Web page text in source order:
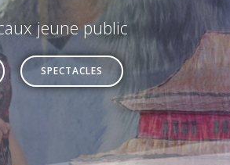
jeune public
SPECTACLES